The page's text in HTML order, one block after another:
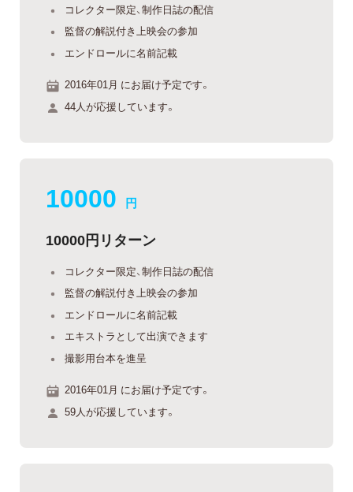
コレクター限定、制作日誌の配信
監督の解説付き上映会の参加
エンドロールに名前記載
2016年01月 にお届け予定です。
44人が応援しています。
10000 円
10000円リターン
コレクター限定、制作日誌の配信
監督の解説付き上映会の参加
エンドロールに名前記載
エキストラとして出演できます
撮影用台本を進呈
2016年01月 にお届け予定です。
59人が応援しています。